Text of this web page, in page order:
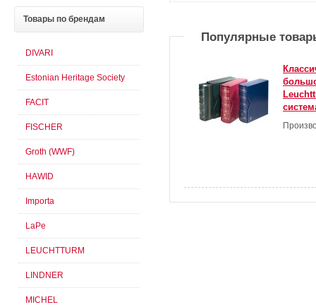
Популярные
Товары по брендам
DIVARI
Estonian Heritage Society
FACIT
FISCHER
Groth (WWF)
HAWID
Importa
LaPe
LEUCHTTURM
LINDNER
MICHEL